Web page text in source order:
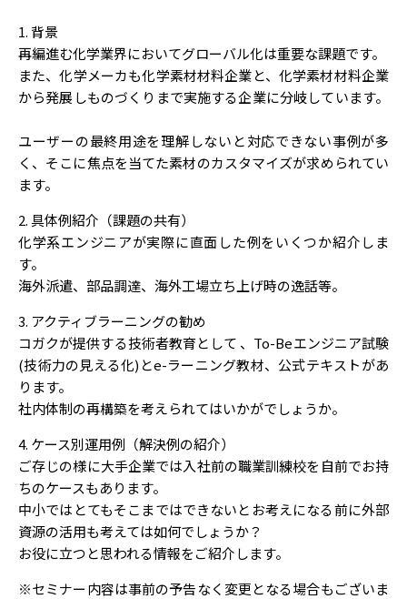
1. 背景
再編進む化学業界においてグローバル化は重要な課題です。
また、化学メーカも化学素材材料企業と、化学素材材料企業
から発展しものづくりまで実施する企業に分岐しています。
ユーザーの最終用途を理解しないと対応できない事例が多
く、そこに焦点を当てた素材のカスタマイズが求められてい
ます。
2. 具体例紹介（課題の共有）
化学系エンジニアが実際に直面した例をいくつか紹介しま
す。
海外派遣、部品調達、海外工場立ち上げ時の逸話等。
3. アクティブラーニングの勧め
コガクが提供する技術者教育として 、To-Beエンジニア試験
(技術力の見える化)とe-ラーニング教材、公式テキストがあ
ります。
社内体制の再構築を考えられてはいかがでしょうか。
4. ケース別運用例（解決例の紹介）
ご存じの様に大手企業では入社前の職業訓練校を自前でお持
ちのケースもあります。
中小ではとてもそこまではできないとお考えになる前に外部
資源の活用も考えては如何でしょうか？
お役に立つと思われる情報をご紹介します。
※セミナー内容は事前の予告なく変更となる場合もございま